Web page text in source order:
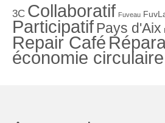
3C Collaboratif Fuveau
Participatif Pays d'Aix
Repair Café
économie circulaire